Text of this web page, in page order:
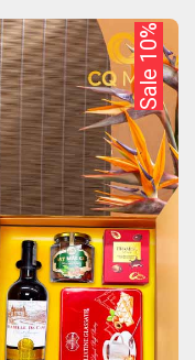
Sale 10%